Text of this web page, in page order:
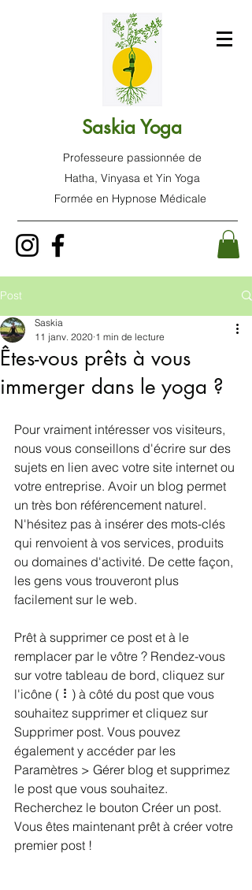
Saskia Yoga
Professeure passionnée de
Hatha, Vinyasa et Yin Yoga
Formée en Hypnose Médicale
Post
Êtes-vous prêts à vous
immerger dans le yoga ?
Saskia
11 janv. 2020 1 min de lecture
Pour vraiment intéresser vos visiteurs,
nous vous conseillons d'écrire sur des
sujets en lien avec votre site internet ou
votre entreprise. Avoir un blog permet
un très bon référencement naturel.
N'hésitez pas à insérer des mots-clés
qui renvoient à vos services, produits
ou domaines d'activité. De cette façon,
les gens vous trouveront plus
facilement sur le web.
Prêt à supprimer ce post et à le
remplacer par le vôtre ? Rendez-vous
sur votre tableau de bord, cliquez sur
l'icône ( ⠇) à côté du post que vous
souhaitez supprimer et cliquez sur
Supprimer post. Vous pouvez
également y accéder par les
Paramètres > Gérer blog et supprimez
le post que vous souhaitez.
Recherchez le bouton Créer un post.
Vous êtes maintenant prêt à créer votre
premier post !